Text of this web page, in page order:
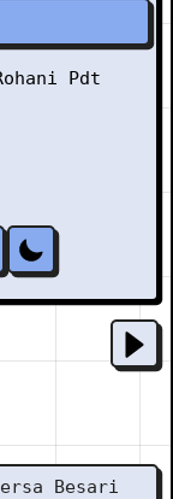
Pdt
Besari